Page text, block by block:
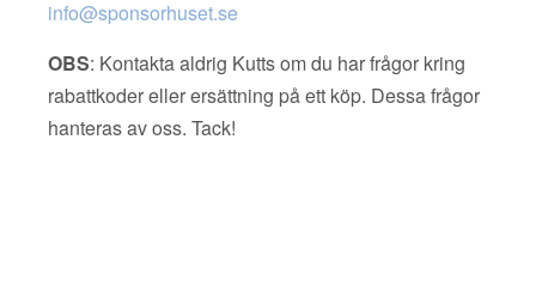
info@sponsorhuset.se
OBS: Kontakta aldrig Kutts om du har frågor kring
rabattkoder eller ersättning på ett köp. Dessa frågor
hanteras av oss. Tack!